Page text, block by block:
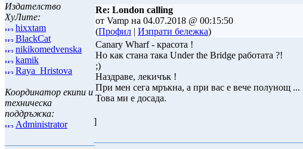
Издателство
ХуЛите:
hixxtam
BlackCat
nikikomedvenska
kamik
Raya_Hristova
Координатор екипи и
техническа
поддръжка:
Administrator
Re: London calling
от Vamp на 04.07.2018 @ 00:15:50
(Профил | Изпрати бележка)
Canary Wharf - красота !
Но как стана така Under the Bridge работата ?!
;)
Наздраве, лекичък !
При мен сега мръкна, а при вас е вече полунощ ...
Това ми е досада.
]